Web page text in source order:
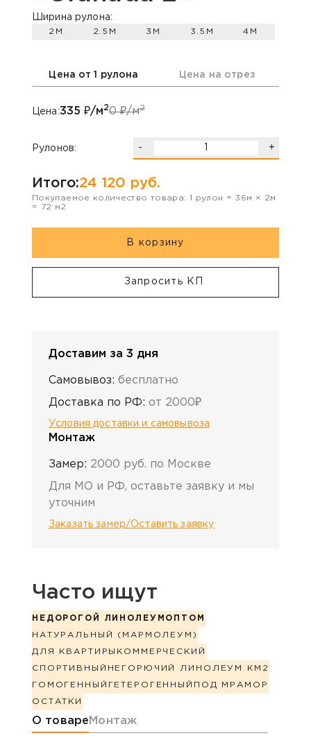
Ширина рулона:
2М 2.5М 3М 3.5М 4М
Цена от 1 рулона Цена на отрез
Цена:335 ₽/м20₽/м2
Рулонов: - +
Итого:24 120 руб.
Покупаемое количество товара: 1 рулон = 36м × 2м
=
72 м2
В корзину
Запросить КП
Доставим за 3 дня
Самовывоз: бесплатно
Доставка по РФ: от 2000₽
Условия доставки и самовывоза
Монтаж
Замер: 2000 руб. по Москве
Для МО и РФ, оставьте заявку и мы
уточним
Заказать замер/Оставить заявку
Часто ищут
НЕДОРОГОЙ ЛИНОЛЕУМ ОПТОМ
НАТУРАЛЬНЫЙ (МАРМОЛЕУМ)
ДЛЯ КВАРТИРЫ КОММЕРЧЕСКИЙ
СПОРТИВНЫЙ НЕГОРЮЧИЙ ЛИНОЛЕУМ КМ2
ГОМОГЕННЫЙ ГЕТЕРОГЕННЫЙ ПОД МРАМОР
ОСТАТКИ
Информация о товаре
О товаре Монтаж